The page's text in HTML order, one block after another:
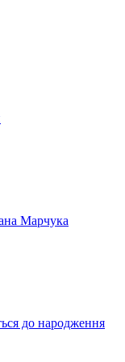
Марчука
до народження